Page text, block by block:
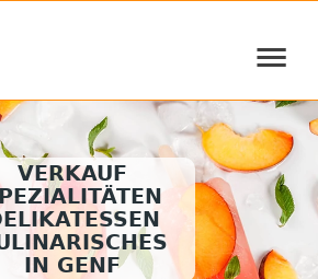
≡
VERKAUF
IN GENF